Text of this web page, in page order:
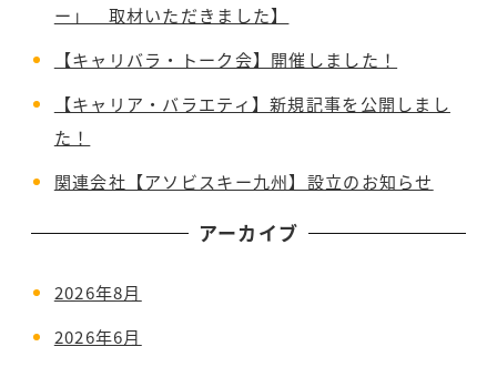
送
り
ー」 取材いただきました】
【キャリバラ・トーク会】開催しました！
【キャリア・バラエティ】新規記事を公開しまし
た！
関連会社【アソビスキー九州】設立のお知らせ
アーカイブ
2026年8月
2026年6月